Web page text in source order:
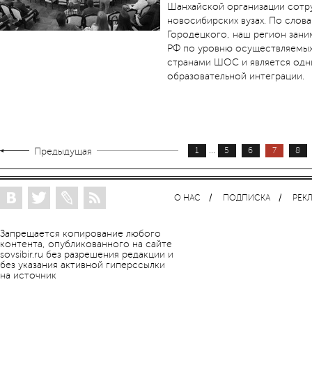
Шанхайской организации
новосибирских вузах. По
Городецкого, наш регион
РФ по уровню
странами ШОС и является
образовательной интеграции.
Предыдущая 1 ... 5 6 7 8
Запрещается копирование любого
контента, опубликованного на сайте
sovsibir.ru без разрешения редакции и
без указания активной гиперссылки
на источник
О НАС ПОДПИСКА